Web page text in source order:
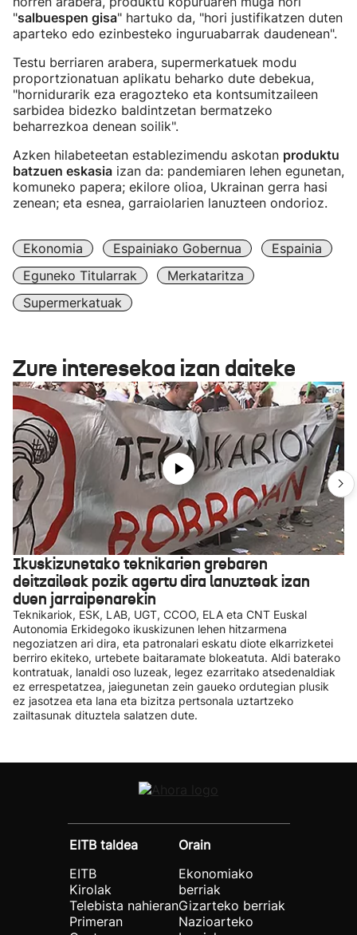
"salbuespen gisa" hartuko da, "hori justifikatzen duten
aparteko edo ezinbesteko inguruabarrak daudenean".
Testu berriaren arabera, supermerkatuek modu
proportzionatuan aplikatu beharko dute debekua,
"hornidurarik eza eragozteko eta kontsumitzaileen
sarbidea bidezko baldintzetan bermatzeko
beharrezkoa denean soilik".
Azken hilabeteetan establezimendu askotan produktu
batzuen eskasia izan da: pandemiaren lehen egunetan,
komuneko papera; ekilore olioa, Ukrainan gerra hasi
zenean; eta esnea, garraiolarien lanuzteen ondorioz.
Ekonomia Espainiako Gobernua
Espainia
Eguneko Titularrak
Merkataritza
Supermerkatuak
Zure interesekoa izan daiteke
Ikuskizunetako teknikarien grebaren
deitzaileak pozik agertu dira lanuzteak izan
duen jarraipenarekin
Teknikariok, ESK, LAB, UGT, CCOO, ELA eta CNT Euskal
Autonomia Erkidegoko ikuskizunen lehen hitzarmena
negoziatzen ari dira, eta patronalari eskatu diote elkarrizketei
berriro ekiteko, urtebete baitaramate blokeatuta. Aldi baterako
kontratuak, lanaldi oso luzeak, legez ezarritako atsedenaldiak
ez errespetatzea, jaiegunetan zein gaueko ordutegian plusik
ez jasotzea eta lana eta bizitza pertsonala uztartzeko
zailtasunak dituztela salatzen dute.
EITB taldea
EITB
Kirolak
Telebista nahieran
Primeran
Orain
Ekonomiako
berriak
Gizarteko berriak
Nazioarteko